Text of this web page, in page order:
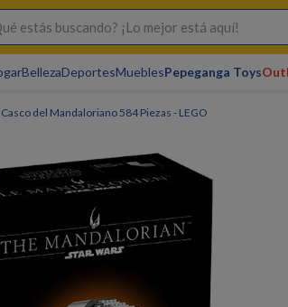
buscando? ¡Lo mejor está aquí!
BellezaDeportesMueblesPepeganga Toys
Casco del Mandaloriano 584 Piezas - LEGO